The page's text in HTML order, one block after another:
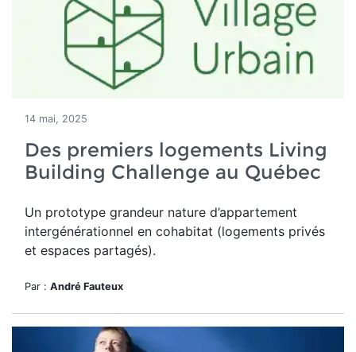
14 mai, 2025
Des premiers logements Living
Building Challenge au Québec
Un prototype grandeur nature d’appartement
intergénérationnel en cohabitat (logements privés
et espaces partagés).
Par : André Fauteux